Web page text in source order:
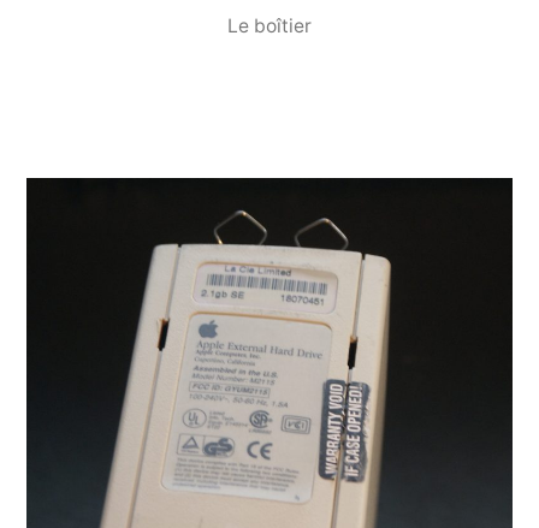
Le boîtier